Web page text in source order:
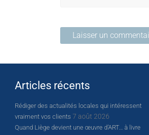
Articles récents
Rédiger des actualités locales qui intéressent
vraiment vos clients 7 août 2026
Quand Liège devient une œuvre d’ART… à livre